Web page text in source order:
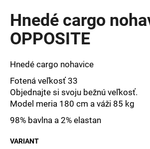
produktu
je
0,0
z
hviezdičiek.
Hnedé cargo
OPPOSITE
Hnedé cargo nohavice
Fotená veľkosť 33
Objednajte si svoju bežnú veľkosť.
Model meria 180 cm a váži 85 kg
98% bavlna a 2% elastan
VARIANT
d
p
o
ú
a
m
e